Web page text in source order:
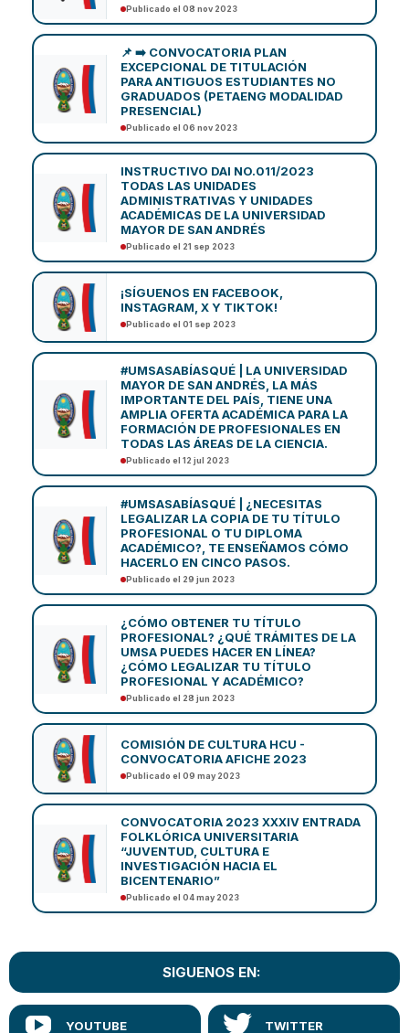
Publicado el 08 nov 2023
📌 ➡️ CONVOCATORIA PLAN
EXCEPCIONAL DE TITULACIÓN
PARA ANTIGUOS ESTUDIANTES NO
GRADUADOS (PETAENG MODALIDAD
PRESENCIAL)
Publicado el 06 nov 2023
INSTRUCTIVO DAI NO.011/2023
TODAS LAS UNIDADES
ADMINISTRATIVAS Y UNIDADES
ACADÉMICAS DE LA UNIVERSIDAD
MAYOR DE SAN ANDRÉS
Publicado el 21 sep 2023
¡SÍGUENOS EN FACEBOOK,
INSTAGRAM, X Y TIKTOK!
Publicado el 01 sep 2023
#UMSASABÍASQUÉ | LA UNIVERSIDAD
MAYOR DE SAN ANDRÉS, LA MÁS
IMPORTANTE DEL PAÍS, TIENE UNA
AMPLIA OFERTA ACADÉMICA PARA LA
FORMACIÓN DE PROFESIONALES EN
TODAS LAS ÁREAS DE LA CIENCIA.
Publicado el 12 jul 2023
#UMSASABÍASQUÉ | ¿NECESITAS
LEGALIZAR LA COPIA DE TU TÍTULO
PROFESIONAL O TU DIPLOMA
ACADÉMICO?, TE ENSEÑAMOS CÓMO
HACERLO EN CINCO PASOS.
Publicado el 29 jun 2023
¿CÓMO OBTENER TU TÍTULO
PROFESIONAL? ¿QUÉ TRÁMITES DE LA
UMSA PUEDES HACER EN LÍNEA?
¿CÓMO LEGALIZAR TU TÍTULO
PROFESIONAL Y ACADÉMICO?
Publicado el 28 jun 2023
COMISIÓN DE CULTURA HCU -
CONVOCATORIA AFICHE 2023
Publicado el 09 may 2023
CONVOCATORIA 2023 XXXIV ENTRADA
FOLKLÓRICA UNIVERSITARIA
“JUVENTUD, CULTURA E
INVESTIGACIÓN HACIA EL
BICENTENARIO”
Publicado el 04 may 2023
SIGUENOS EN: